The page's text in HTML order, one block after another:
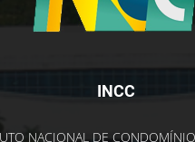
INCC
NACIONAL DE